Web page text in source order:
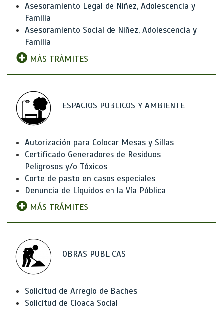
Asesoramiento Legal de Niñez, Adolescencia y
Familia
Asesoramiento Social de Niñez, Adolescencia y
Familia
MÁS TRÁMITES
ESPACIOS PUBLICOS Y AMBIENTE
Autorización para Colocar Mesas y Sillas
Certificado Generadores de Residuos
Peligrosos y/o Tóxicos
Corte de pasto en casos especiales
Denuncia de Líquidos en la Vía Pública
MÁS TRÁMITES
OBRAS PUBLICAS
Solicitud de Arreglo de Baches
Solicitud de Cloaca Social